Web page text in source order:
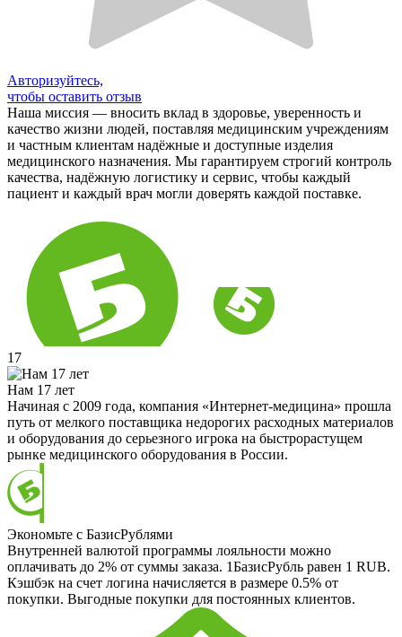
Авторизуйтесь,
чтобы оставить отзыв
Наша миссия — вносить вклад в здоровье, уверенность и
качество жизни людей, поставляя медицинским учреждениям
и частным клиентам надёжные и доступные изделия
медицинского назначения. Мы гарантируем строгий контроль
качества, надёжную логистику и сервис, чтобы каждый
пациент и каждый врач могли доверять каждой поставке.
17
Нам 17 лет
Начиная с 2009 года, компания «Интернет-медицина» прошла
путь от мелкого поставщика недорогих расходных материалов
и оборудования до серьезного игрока на быстрорастущем
рынке медицинского оборудования в России.
Экономьте с БазисРублями
Внутренней валютой программы лояльности можно
оплачивать до 2% от суммы заказа. 1БазисРубль равен 1 RUB.
Кэшбэк на счет логина начисляется в размере 0.5% от
покупки. Выгодные покупки для постоянных клиентов.